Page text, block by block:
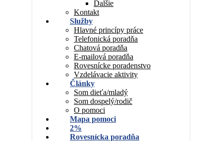
Ďalšie
Kontakt
Služby
Hlavné princípy práce
Telefonická poradňa
Chatová poradňa
E-mailová poradňa
Rovesnícke poradenstvo
Vzdelávacie aktivity
Články
Som dieťa/mladý
Som dospelý/rodič
O pomoci
Mapa pomoci
2%
Rovesnícka poradňa